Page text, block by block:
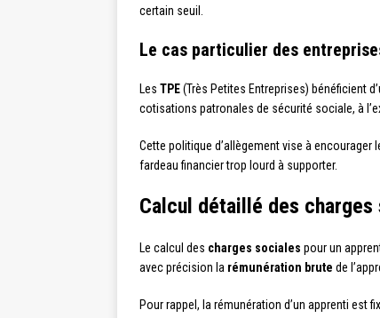
certain seuil.
Le cas particulier des
Les TPE(Très Petites Entreprises) bénéficient
cotisations patronales de sécurité sociale, à
Cette politique d’allègement vise à
fardeau financier trop lourd à supporter.
Calcul détaillé des
Le calcul des charges sociales pour un
avec précision la rémunération brute de
Pour rappel, la rémunération d’un apprenti est